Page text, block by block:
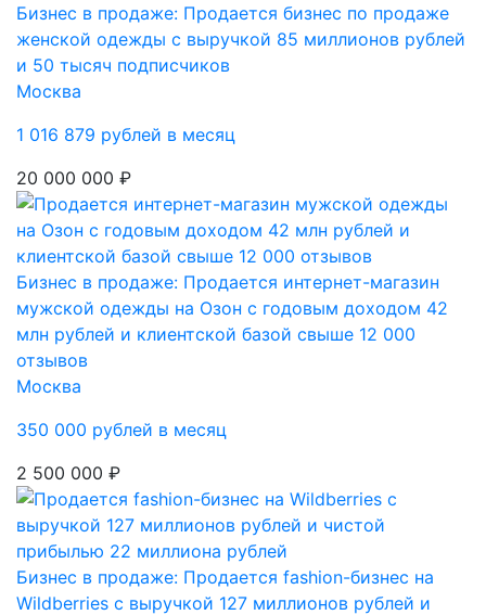
Бизнес в продаже: Продается бизнес по продаже
женской одежды с выручкой 85 миллионов рублей
и 50 тысяч подписчиков
Москва
1 016 879 рублей в месяц
20 000 000 ₽
Бизнес в продаже: Продается интернет-магазин
мужской одежды на Озон с годовым доходом 42
млн рублей и клиентской базой свыше 12 000
отзывов
Москва
350 000 рублей в месяц
2 500 000 ₽
Бизнес в продаже: Продается fashion-бизнес на
Wildberries с выручкой 127 миллионов рублей и